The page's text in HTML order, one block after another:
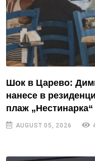
Шок в Царево:
нанесе в
плаж „Нестинарка“
AUGUST 05, 2026